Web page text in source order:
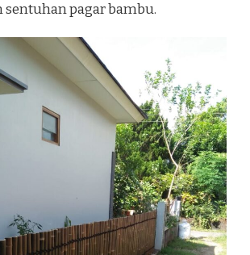
sentuhan pagar bambu.